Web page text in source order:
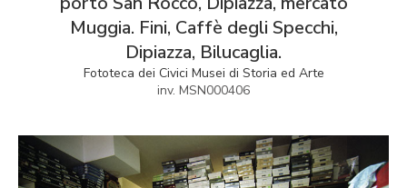
Muggia. Fini, Caffè degli Specchi,
Dipiazza, Bilucaglia.
Fototeca dei Civici Musei di Storia ed Arte
inv. MSN000406